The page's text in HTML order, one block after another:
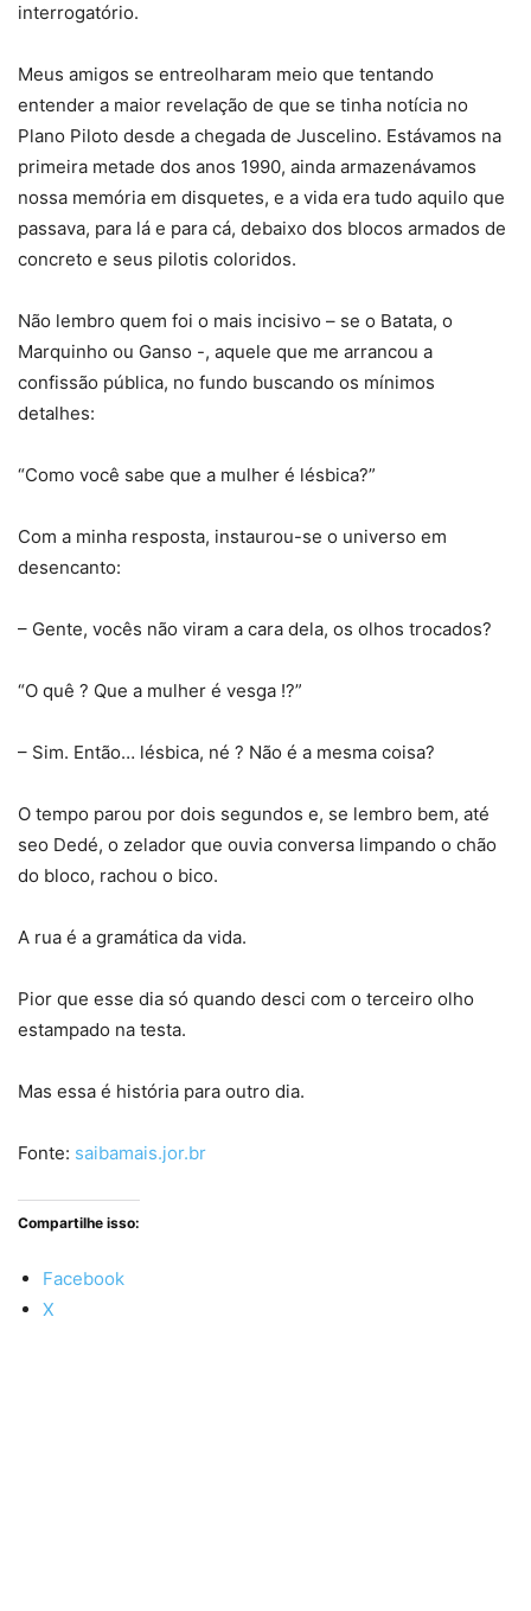
interrogatório.
Meus amigos se entreolharam meio que tentando
entender a maior revelação de que se tinha notícia no
Plano Piloto desde a chegada de Juscelino. Estávamos na
primeira metade dos anos 1990, ainda armazenávamos
nossa memória em disquetes, e a vida era tudo aquilo que
passava, para lá e para cá, debaixo dos blocos armados de
concreto e seus pilotis coloridos.
Não lembro quem foi o mais incisivo – se o Batata, o
Marquinho ou Ganso -, aquele que me arrancou a
confissão pública, no fundo buscando os mínimos
detalhes:
“Como você sabe que a mulher é lésbica?”
Com a minha resposta, instaurou-se o universo em
desencanto:
– Gente, vocês não viram a cara dela, os olhos trocados?
“O quê ? Que a mulher é vesga !?”
– Sim. Então… lésbica, né ? Não é a mesma coisa?
O tempo parou por dois segundos e, se lembro bem, até
seo Dedé, o zelador que ouvia conversa limpando o chão
do bloco, rachou o bico.
A rua é a gramática da vida.
Pior que esse dia só quando desci com o terceiro olho
estampado na testa.
Mas essa é história para outro dia.
Fonte: saibamais.jor.br
Compartilhe isso:
Facebook
X